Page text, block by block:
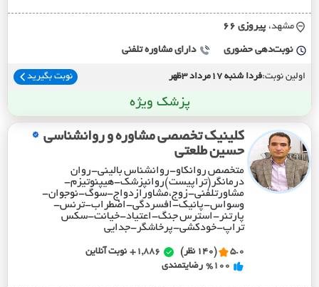
مشهد، پيروزي 66
نوبت‌دهی حضوری دارای مشاوره تلفنی
اولین نوبت:فردا شنبه 17مرداد 3ظهر نوبت بگیرید
پزشک ویژه
کلینیک تخصصی مشاوره و روانشناسی
حسین طلعتی
متخصص روانکاو-روانشناس بالینی-روان
درمانگر(تراپیست)روانپزشک-هیپنوتیزم-
مشاورتلفنی-زوج،مشاورازدواج-سوگ-نوجوان-
وسواس-پانیک-افسردگی-اضطراب-ترنس-
پارتنر-استرس جنگ-اعتیاد-خیانت-سکس
تراپ-خودکشی-پرخاشگر-جدایی
5.0 (140 نظر) 1,886+
نوبت آنلاین
%100 رضایتمندی